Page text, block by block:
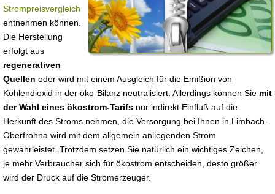
Strompreisvergleich
entnehmen können.
Die Herstellung
erfolgt aus
regenerativen
Quellen oder wird mit einem Ausgleich für die Emißion von
Kohlendioxid in der öko-Bilanz neutralisiert. Allerdings können Sie mit
der Wahl eines ökostrom-Tarifs nur indirekt Einfluß auf die
Herkunft des Stroms nehmen, die Versorgung bei Ihnen in Limbach-
Oberfrohna wird mit dem allgemein anliegenden Strom
gewährleistet. Trotzdem setzen Sie natürlich ein wichtiges Zeichen,
je mehr Verbraucher sich für ökostrom entscheiden, desto größer
wird der Druck auf die Stromerzeuger.